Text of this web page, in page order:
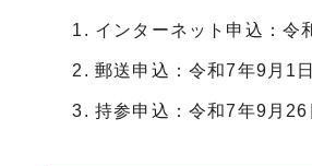
インターネット申込：令
郵送申込：令和7年9月1
持参申込：令和7年9月